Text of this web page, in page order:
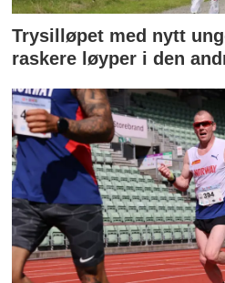
Trysilløpet med nytt
raskere løyper i den